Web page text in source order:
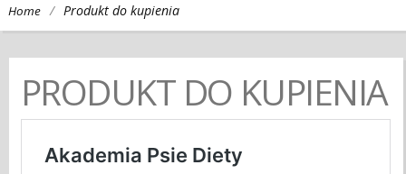
Home / Produkt do kupienia
PRODUKT DO KUPIENIA